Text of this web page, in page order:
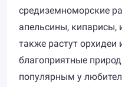
средиземноморские
апельсины, кипарисы,
также растут орхидеи
благоприятные
популярным у